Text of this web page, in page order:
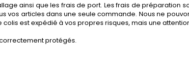
ainsi que les frais de port. Les frais de préparation
vos articles dans une seule commande. Nous ne
est expédié à vos propres risques, mais une
protégés.